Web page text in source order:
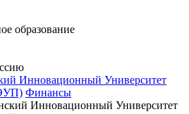
образование
Инновационный Университет
Финансы